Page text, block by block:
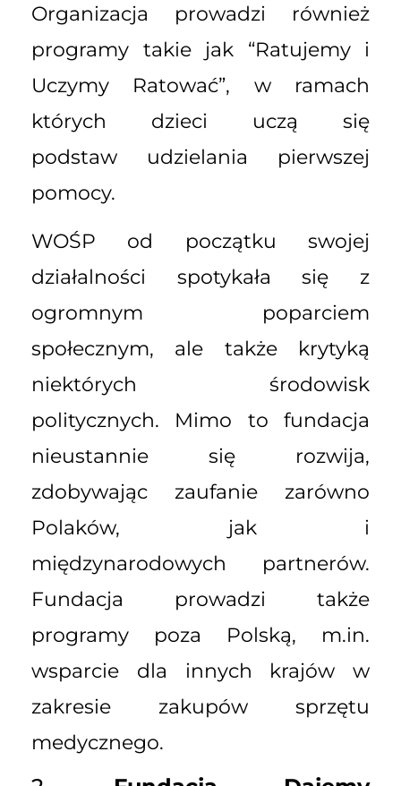
Organizacja prowadzi również
programy takie jak “Ratujemy i
Uczymy Ratować”, w ramach
których dzieci uczą się
podstaw udzielania pierwszej
pomocy.
WOŚP od początku swojej
działalności spotykała się z
ogromnym poparciem
społecznym, ale także krytyką
niektórych środowisk
politycznych. Mimo to fundacja
nieustannie się rozwija,
zdobywając zaufanie zarówno
Polaków, jak i
międzynarodowych partnerów.
Fundacja prowadzi także
programy poza Polską, m.in.
wsparcie dla innych krajów w
zakresie zakupów sprzętu
medycznego.